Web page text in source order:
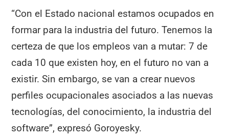
“Con el Estado nacional estamos ocupados en
formar para la industria del futuro. Tenemos la
certeza de que los empleos van a mutar: 7 de
cada 10 que existen hoy, en el futuro no van a
existir. Sin embargo, se van a crear nuevos
perfiles ocupacionales asociados a las nuevas
tecnologías, del conocimiento, la industria del
software”, expresó Goroyesky.